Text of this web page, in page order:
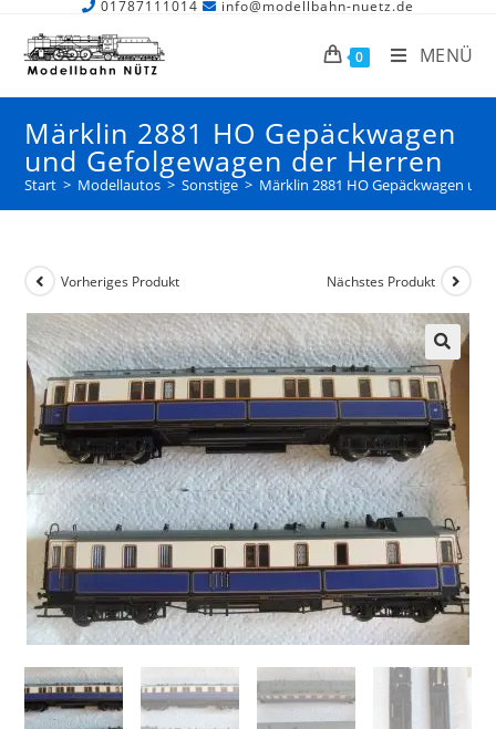
01787111014 info@modellbahn-nuetz.de
0 MENÜ
Märklin 2881 HO Gepäckwagen
und Gefolgewagen der Herren
Start > Modellautos > Sonstige > Märklin 2881 HO Gepäckwagen
Vorheriges Produkt Nächstes Produkt